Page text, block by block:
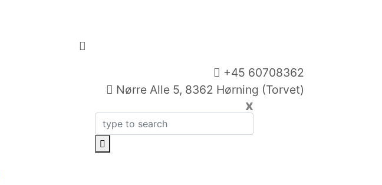
+45 60708362
Nørre Alle 5, 8362 Hørning (Torvet)
x